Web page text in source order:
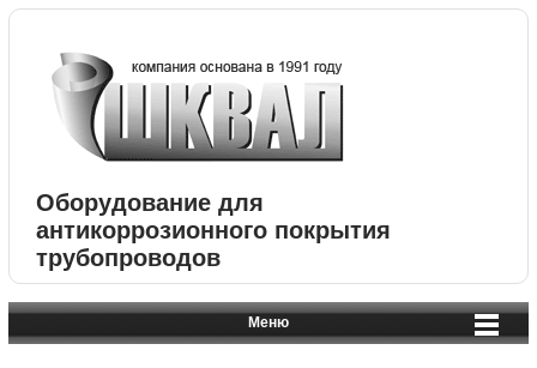
Оборудование для
антикоррозионного покрытия
трубопроводов
Меню